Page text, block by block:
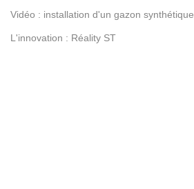
Vidéo : installation d'un gazon synthétique
L'innovation : Réality ST